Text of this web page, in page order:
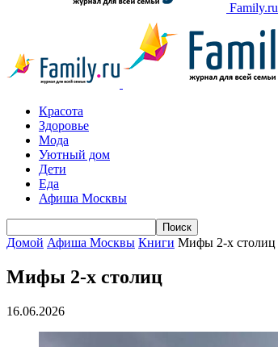
Family.ru
Красота
Здоровье
Мода
Уютный дом
Дети
Еда
Афиша Москвы
Домой Афиша Москвы Книги Мифы 2-х столиц
Мифы 2-х столиц
16.06.2026